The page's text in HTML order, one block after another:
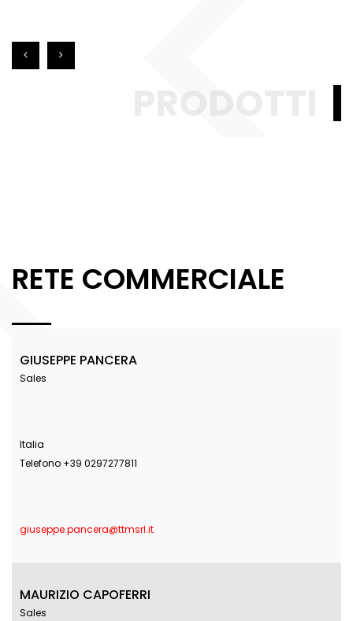
RETE COMMERCIALE
GIUSEPPE PANCERA
Sales
Italia
Telefono +39 0297277811
giuseppe.pancera@ttmsrl.it
MAURIZIO CAPOFERRI
Sales